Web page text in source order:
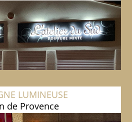
LUMINEUSE
de Provence